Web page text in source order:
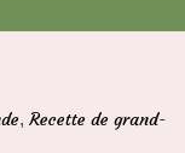
, Recette de grand-